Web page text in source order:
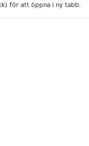
för att öppna i ny tabb.